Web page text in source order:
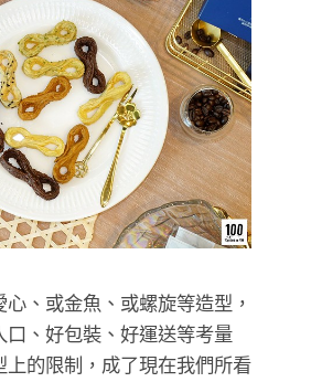
心、或金魚、或螺旋等造型，
口、好包裝、好運送等考量
上的限制，成了現在我們所看